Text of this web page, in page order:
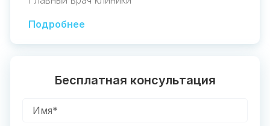
Подробнее
Бесплатная консультация